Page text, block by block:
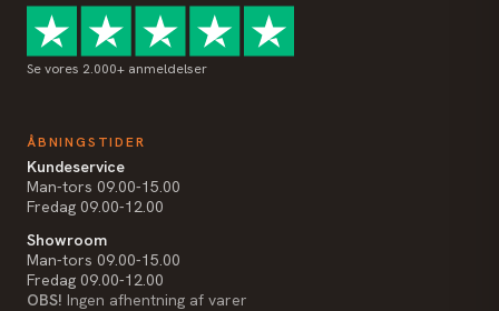
Se vores 2.000+ anmeldelser
ÅBNINGSTIDER
Kundeservice
Man-tors 09.00-15.00
Fredag 09.00-12.00
Showroom
Man-tors 09.00-15.00
Fredag 09.00-12.00
OBS! Ingen afhentning af varer